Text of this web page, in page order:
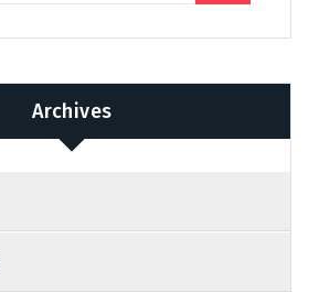
Archives